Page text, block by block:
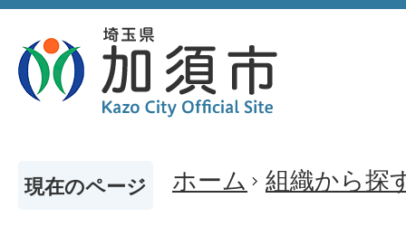
現在のページ ホーム 組織から探